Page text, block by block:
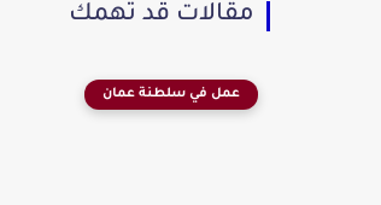
مقالات قد تهمك
عمل في سلطنة عمان